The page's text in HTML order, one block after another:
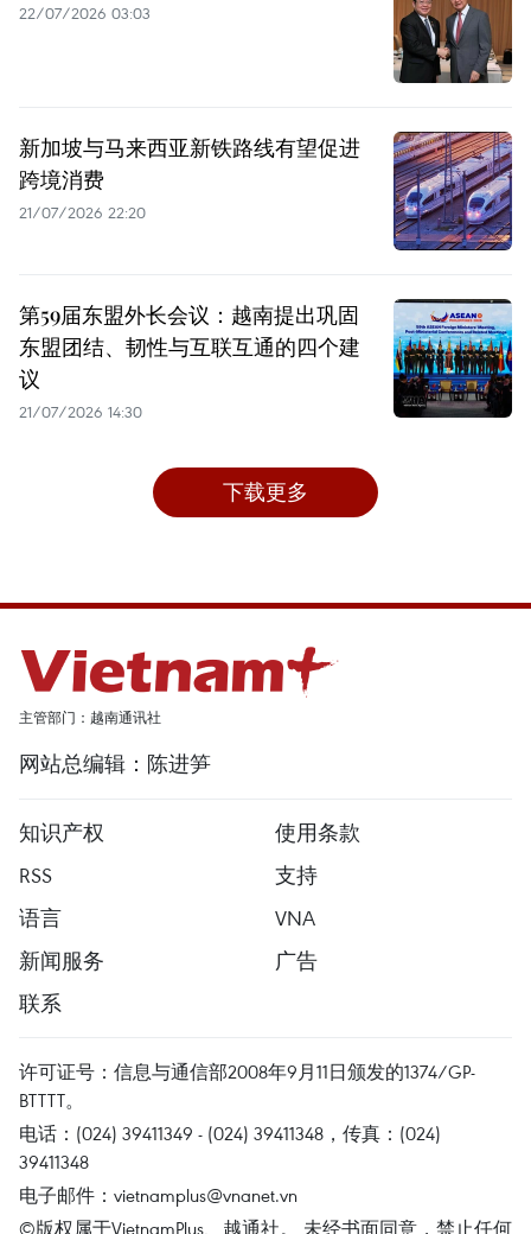
22/07/2026 03:03
新加坡与马来西亚新铁路线有望促进
跨境消费
21/07/2026 22:20
第59届东盟外长会议：越南提出巩固
东盟团结、韧性与互联互通的四个建
议
21/07/2026 14:30
下载更多
主管部门：越南通讯社
网站总编辑：陈进笋
知识产权
使用条款
RSS
支持
语言
VNA
新闻服务
广告
联系
许可证号：信息与通信部2008年9月11日颁发的1374/GP-
BTTTT。
电话：(024) 39411349 - (024) 39411348，传真：(024)
39411348
电子邮件： vietnamplus@vnanet.vn
©版权属于VietnamPlus、越通社。 未经书面同意，禁止任何